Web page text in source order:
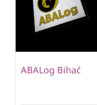
ABALog Bihać